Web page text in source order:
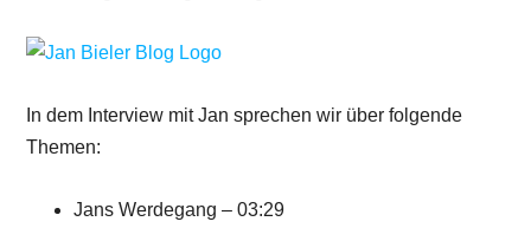
In dem Interview mit Jan sprechen wir über folgende
Themen:
Jans Werdegang – 03:29